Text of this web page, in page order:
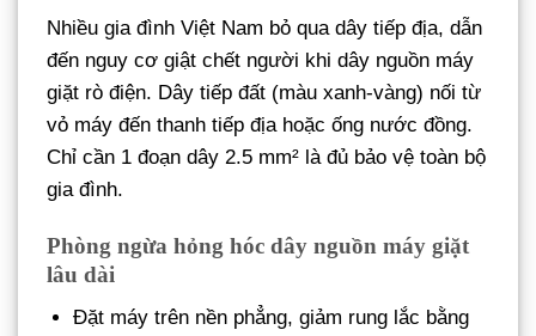
Nhiều gia đình Việt Nam bỏ qua dây tiếp địa, dẫn
đến nguy cơ giật chết người khi dây nguồn máy
giặt rò điện. Dây tiếp đất (màu xanh-vàng) nối từ
vỏ máy đến thanh tiếp địa hoặc ống nước đồng.
Chỉ cần 1 đoạn dây 2.5 mm² là đủ bảo vệ toàn bộ
gia đình.
Phòng ngừa hỏng hóc dây nguồn máy giặt
lâu dài
Đặt máy trên nền phẳng, giảm rung lắc bằng